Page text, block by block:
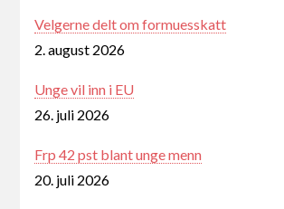
Velgerne delt om formuesskatt
2. august 2026
Unge vil inn i EU
26. juli 2026
Frp 42 pst blant unge menn
20. juli 2026